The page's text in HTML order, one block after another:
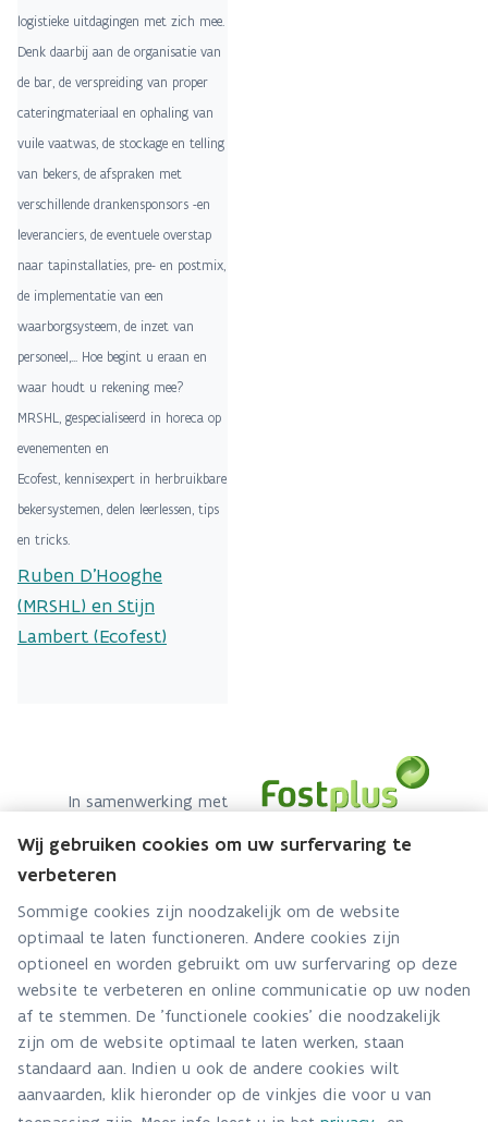
logistieke uitdagingen met zich mee.
Denk daarbij aan de organisatie van
de bar, de verspreiding van proper
cateringmateriaal en ophaling van
vuile vaatwas, de stockage en telling
van bekers, de afspraken met
verschillende drankensponsors -en
leveranciers, de eventuele overstap
naar tapinstallaties, pre- en postmix,
de implementatie van een
waarborgsysteem, de inzet van
personeel,... Hoe begint u eraan en
waar houdt u rekening mee?
MRSHL, gespecialiseerd in horeca op
evenementen en
Ecofest, kennisexpert in herbruikbare
bekersystemen, delen leerlessen, tips
en tricks.
Ruben D'Hooghe
(MRSHL) en Stijn
Lambert (Ecofest)
​​​​​​​In samenwerking met
Groen Event
Hebt u een vraag voor dit team? Stel ze hier:
Via contact formulier
Alle contactgegevens
Adres
Stationsstraat 110
Wij gebruiken cookies om uw surfervaring te
verbeteren
Sommige cookies zijn noodzakelijk om de website
optimaal te laten functioneren. Andere cookies zijn
optioneel en worden gebruikt om uw surfervaring op deze
website te verbeteren en online communicatie op uw noden
af te stemmen. De 'functionele cookies' die noodzakelijk
zijn om de website optimaal te laten werken, staan
standaard aan. Indien u ook de andere cookies wilt
aanvaarden, klik hieronder op de vinkjes die voor u van